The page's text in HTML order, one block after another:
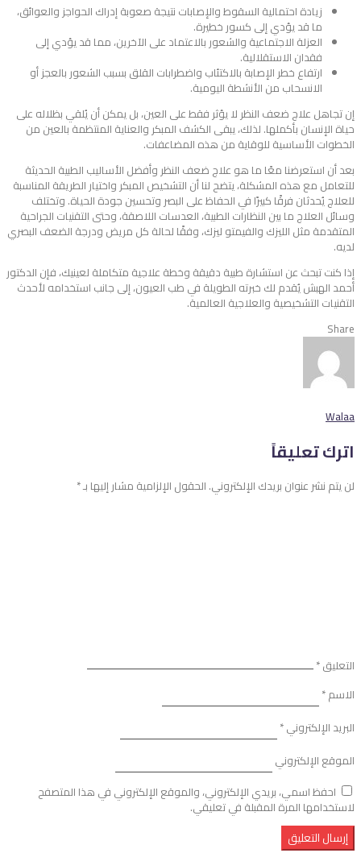
زيادة احتمالية السقوط والإصابات نتيجة صعوبة إدراك الحواجز والعوائق،
ما قد يؤدي إلى كسور خطيرة.
العزلة الاجتماعية والشعور بالاعتماد على الآخرين، مما قد يؤدي إلى
فقدان الاستقلالية.
ارتفاع خطر الإصابة بالاكتئاب واضطرابات القلق بسبب الشعور بالعجز أو
الانسحاب من الأنشطة اليومية.
إن تجاهل علاج ضعف النظر لا يؤثر فقط على العين، بل يمكن أن يُلقي بظلاله على
حياة الإنسان بأكملها. لذلك، يبقى الكشف المبكر والعناية المنتظمة بالعين من
الخطوات الأساسية للوقاية من هذه المضاعفات.
بعد أن استعرضنا معًا ما هو علاج ضعف النظر وأفضل الأساليب الطبية الحديثة
للتعامل مع هذه المشكلة، يتضح لنا أن التشخيص المبكر واختيار الطريقة المناسبة
للعلاج يُحدثان فرقًا كبيرًا في الحفاظ على البصر وتحسين جودة الحياة. وتختلف
وسائل العلاج ما بين النظارات الطبية، العدسات اللاصقة، وحتى التقنيات الجراحية
المتقدمة مثل الليزك والفيمتو ليزك، وفقًا لحالة كل مريض ودرجة الضعف البصري
لديه.
إذا كنت تبحث عن استشارة طبية دقيقة وخطة علاجية متكاملة لعينيك، فإن الدكتور
أحمد الهبش يُقدم لك خبرته الطويلة في طب العيون، إلى جانب استخدامه لأحدث
التقنيات التشخيصية والعلاجية العالمية.
Share
Walaa
اترك تعليقاً
لن يتم نشر عنوان بريدك الإلكتروني. الحقول الإلزامية مشار إليها بـ*
التعليق*
الاسم*
البريد الإلكتروني*
الموقع الإلكتروني
احفظ اسمي، بريدي الإلكتروني، والموقع الإلكتروني في هذا المتصفح
لاستخدامها المرة المقبلة في تعليقي.